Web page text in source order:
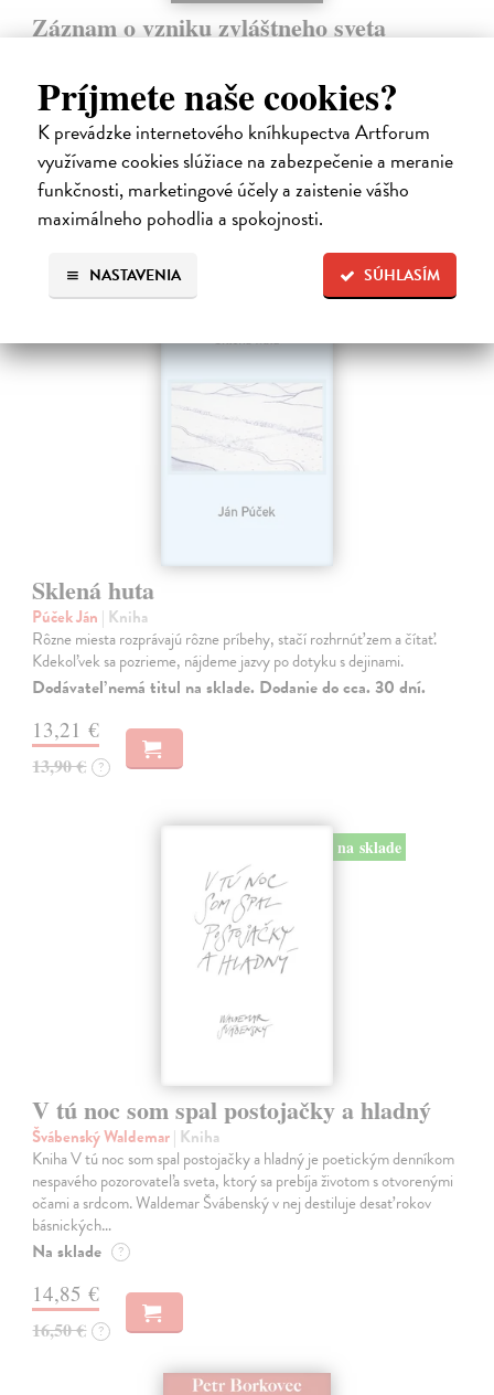
Príjmete naše cookies?
K prevádzke internetového kníhkupectva Artforum
využívame cookies slúžiace na zabezpečenie a meranie
funkčnosti, marketingové účely a zaistenie vášho
maximálneho pohodlia a spokojnosti.
SÚHLASÍM
NASTAVENIA
Záznam o vzniku zvláštneho sveta
Básničky pre domáce paničky, Večný pocit nedele a Dom, vydáva
slovenská poetka Mirka Ábelová novú básnickú zbierku. Záznam o
vzniku zvláštneho…
Na sklade ?
14,31 €
Sklená huta
Púček Ján | Kniha
Rôzne miesta rozprávajú rôzne príbehy, stačí rozhrnúť zem a čítať.
Kdekoľvek sa pozrieme, nájdeme jazvy po dotyku s dejinami.
Dodávateľ nemá titul na sklade. Dodanie do cca. 30 dní.
13,21 €
13,90 € ?
na sklade
V tú noc som spal postojačky a hladný
Švábenský Waldemar| Kniha
Kniha V tú noc som spal postojačky a hladný je poetickým denníkom
nespavého pozorovateľa sveta, ktorý sa prebíja životom s otvorenými
očami a srdcom. Waldemar Švábenský v nej destiluje desať rokov
básnických…
Na sklade ?
14,85 €
16,50 € ?